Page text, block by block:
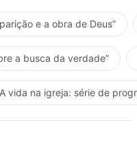
uma maneira
sobreviver?
e a obra de Deus”
a busca da verdade”
A vida na igreja: série de